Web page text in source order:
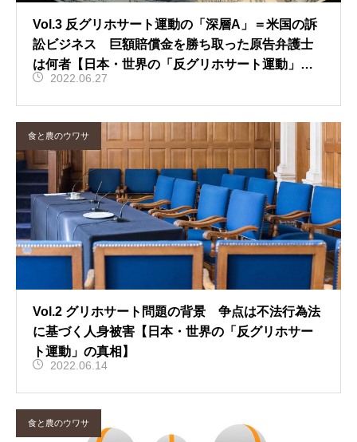
Vol.3 反グリホサート運動の「深層A」＝米国の訴
訟ビジネス 巨額賠償金を勝ち取った原告弁護士
は何者【日本・世界の「反グリホサート運動」の
真相】2022.06.27
食と農のウワサ
Vol.2 グリホサート問題の背景 争点は不法行為法
に基づく人身被害【日本・世界の「反グリホサー
ト運動」の真相】
2022.06.14
食と農のウワサ